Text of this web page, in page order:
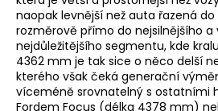
naopak levnější než auta řazená
rozměrově přímo do nejsilnějšího a
nejdůležitějšího segmentu, kde
4362 mm je tak sice o něco delší
kterého však čeká generační
víceméně srovnatelný s ostatními
Fordem Focus (délka 4378 mm)